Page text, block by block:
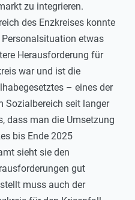
zu integrieren.
des Enzkreises konnte
etwas
Herausforderung für
war und ist die
– eines der
Sozialbereich seit langer
dass man die Umsetzung
bis Ende 2025
sieht sie den
gut
muss auch der